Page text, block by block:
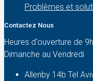
Problèmes et
Contactez Nous
Heures d'ouverture de
Dimanche au Vendredi
Allenby 14b Tel